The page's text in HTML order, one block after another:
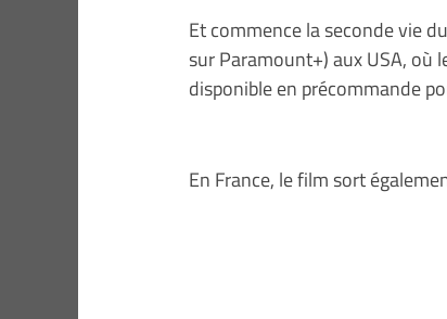
Et commence la seconde vie
sur Paramount+) aux USA, où
disponible en précommande
En France, le film sort